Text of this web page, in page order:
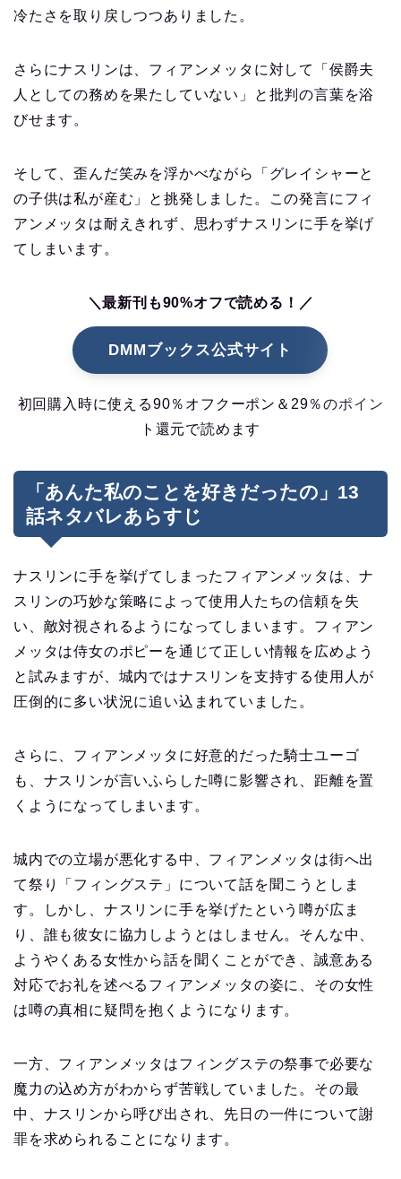
冷たさを取り戻しつつありました。
さらにナスリンは、フィアンメッタに対して「侯爵夫
人としての務めを果たしていない」と批判の言葉を浴
びせます。
そして、歪んだ笑みを浮かべながら「グレイシャーと
の子供は私が産む」と挑発しました。この発言にフィ
アンメッタは耐えきれず、思わずナスリンに手を挙げ
てしまいます。
＼最新刊も90%オフで読める！／
DMMブックス公式サイト
初回購入時に使える90％オフクーポン＆29％のポイン
ト還元で読めます
「あんた私のことを好きだったの」13
話ネタバレあらすじ
ナスリンに手を挙げてしまったフィアンメッタは、ナ
スリンの巧妙な策略によって使用人たちの信頼を失
い、敵対視されるようになってしまいます。フィアン
メッタは侍女のポピーを通じて正しい情報を広めよう
と試みますが、城内ではナスリンを支持する使用人が
圧倒的に多い状況に追い込まれていました。
さらに、フィアンメッタに好意的だった騎士ユーゴ
も、ナスリンが言いふらした噂に影響され、距離を置
くようになってしまいます。
城内での立場が悪化する中、フィアンメッタは街へ出
て祭り「フィングステ」について話を聞こうとしま
す。しかし、ナスリンに手を挙げたという噂が広ま
り、誰も彼女に協力しようとはしません。そんな中、
ようやくある女性から話を聞くことができ、誠意ある
対応でお礼を述べるフィアンメッタの姿に、その女性
は噂の真相に疑問を抱くようになります。
一方、フィアンメッタはフィングステの祭事で必要な
魔力の込め方がわからず苦戦していました。その最
中、ナスリンから呼び出され、先日の一件について謝
罪を求められることになります。